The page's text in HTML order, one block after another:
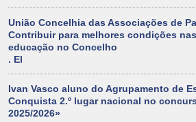
União Concelhia das Associações de
Contribuir para melhores condições
educação no Concelho
. El
Ivan Vasco aluno do Agrupamento de
Conquista 2.º lugar nacional no
2025/2026»